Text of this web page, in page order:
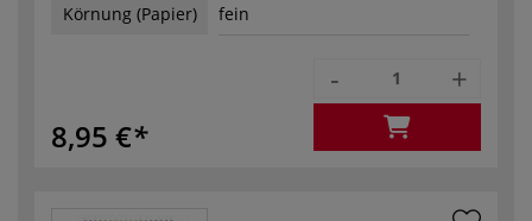
Körnung (Papier)
fein
8,95 €
- +